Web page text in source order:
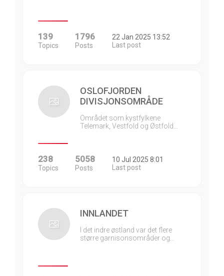
139
Topics
1796
Posts
22 Jan 2025 13:52
Last post
OSLOFJORDEN
DIVISJONSOMRÅDE
Området som kystfylkene
Telemark, Vestfold og Østfold…
238
Topics
5058
Posts
10 Jul 2025 8:01
Last post
INNLANDET
I det indre østland var det flere
større garnisonsområder og…